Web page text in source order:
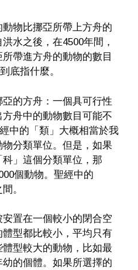
物比挪亞所帶上方舟的
水之後，在4500年間，
帶進方舟的動物的數目
底指什麼。
的方舟：一個具可行性
舟中的動物數目可能不
中的「類」大概相當於我
分類單位。但是，如果
」這個分類單位，那
個動物。聖經中的
。
置在一個較小的閉合空
型都比較小，平均只有
型較大的動物，比如最
的個體。如果所選擇的